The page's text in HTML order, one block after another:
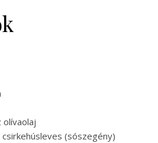
olívaolaj
(sószegény)